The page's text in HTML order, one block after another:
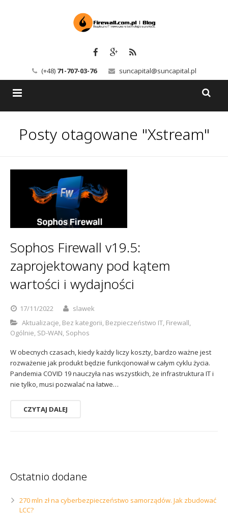
(+48) 71-707-03-76 suncapital@suncapital.pl
Backup-Solutions
Bezpieczeństwo IT
Kerio
Serwery pocztowe
Usługi
Newsletter
Szkolenia
Posty otagowane "Xstream"
Sophos Firewall v19.5:
zaprojektowany pod kątem
wartości i wydajności
17/11/2022
slawek
Aktualizacje, Bez kategorii, Bezpieczeństwo IT, Firewall,
Ogólnie, SD-WAN, Sophos
W obecnych czasach, kiedy każdy liczy koszty, bardzo ważne jest
rozważenie jak produkt będzie funkcjonował w całym cyklu życia.
Pandemia COVID 19 nauczyła nas wszystkich, że infrastruktura IT i
nie tylko, musi pozwalać na łatwe…
CZYTAJ DALEJ
Ostatnio dodane
270 mln zł na cyberbezpieczeństwo samorządów. Jak zbudować
LCC?